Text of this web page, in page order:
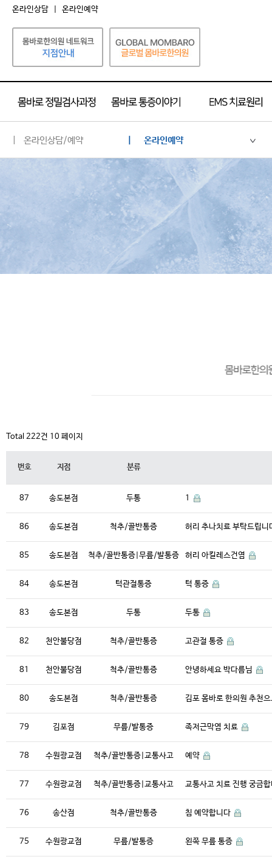
온라인상담 온라인예약
| 온라인상담/예약 | 온라인예약
온라인상담
온라인예약
Total 222건 10 페이지
번호 지점 분류
87 송도본점 두통 1
86 송도본점 척추/골반통증 허리 추나치료 부탁드립
85 송도본점 척추/골반통증|무릎/발통증 허리 아킬레스건염
84 송도본점 턱관절통증 턱 통증
83 송도본점 두통 두통
82 천안불당점 척추/골반통증 고관절 통증
81 천안불당점 척추/골반통증 안녕하세요 박다름님
80 송도본점 척추/골반통증 김포 몸바로 한의원 추천
79 김포점 무릎/발통증 족저근막염 치료
78 수원광교점 척추/골반통증|교통사고 예약
77 수원광교점 척추/골반통증|교통사고 교통사고 치료 진행 궁금
76 송산점 척추/골반통증 침 예약합니다
75 수원광교점 무릎/발통증 왼쪽 무릎 통증